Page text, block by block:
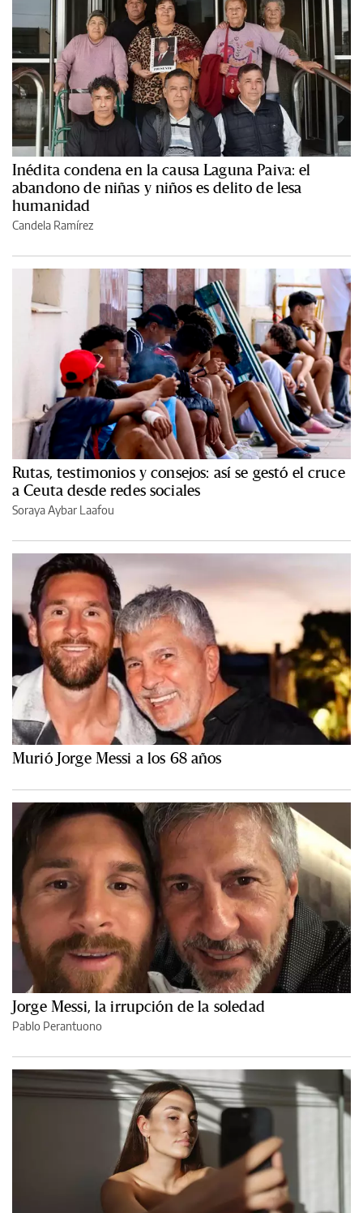
Inédita condena en la causa Laguna Paiva: el
abandono de niñas y niños es delito de lesa
humanidad
Candela Ramírez
Rutas, testimonios y consejos: así se gestó el cruce
a Ceuta desde redes sociales
Soraya Aybar Laafou
Murió Jorge Messi a los 68 años
Jorge Messi, la irrupción de la soledad
Pablo Perantuono